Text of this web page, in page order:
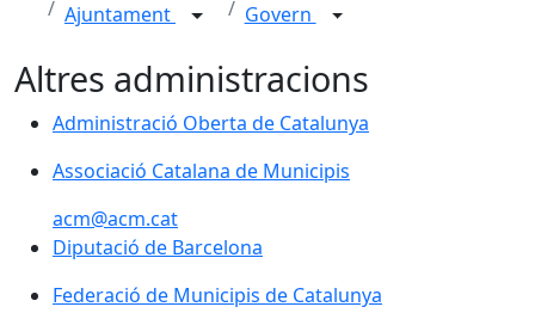
Ajuntament Govern
Altres administracions
Administració Oberta de Catalunya
Administració Oberta de Catalunya
Associació Catalana de Municipis
Associació Catalana de Municipis
acm@acm.cat
Diputació de Barcelona
Diputació de Barcelona
Federació de Municipis de Catalunya
Federació de Municipis de Catalunya